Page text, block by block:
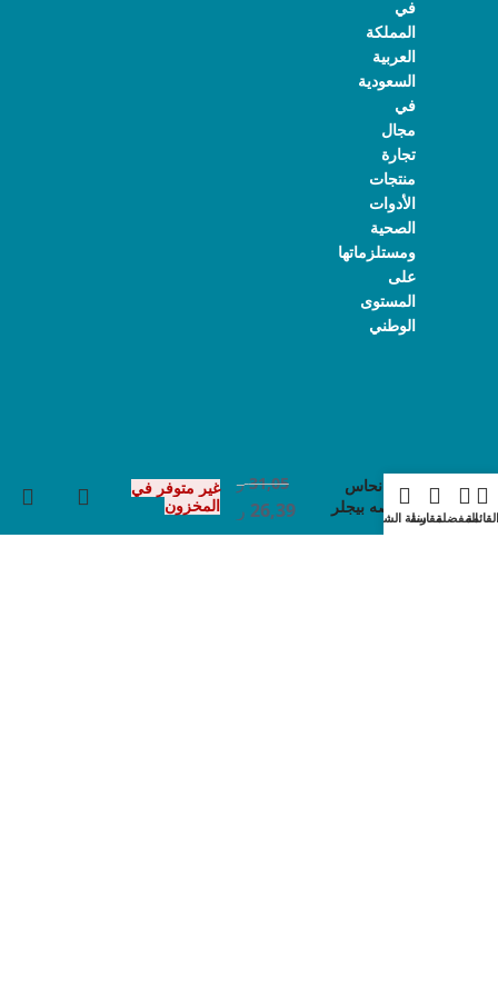
في
المملكة
العربية
السعودية
في
مجال
تجارة
منتجات
الأدوات
الصحية
ومستلزماتها
على
المستوى
الوطني
القائمةالمفضلةمقارنةسلة الشراء
عوامه نحاس
1/2بوصه بيجلر
31,05 ر
26,39 ر
غير متوفر في
المخزون